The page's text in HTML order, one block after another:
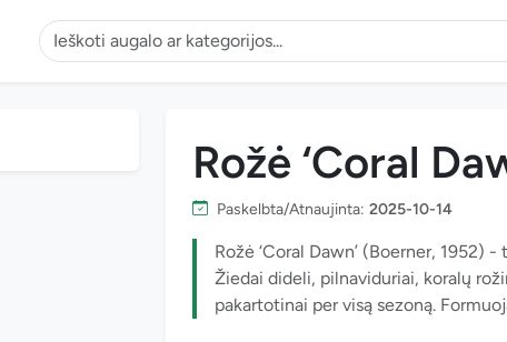
Rožė ‘Coral
Paskelbta/Atnaujinta: 2025-10-14
Rožė ‘Coral Dawn’ (Boerner, 1952)
Žiedai dideli, pilnaviduriai, koralų
pakartotinai per visą sezoną.